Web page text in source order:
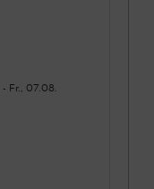
- Fr., 07.08.